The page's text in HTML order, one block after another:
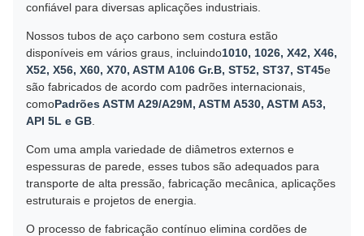
confiável para diversas aplicações industriais.
Nossos tubos de aço carbono sem costura estão
disponíveis em vários graus, incluindo1010, 1026, X42, X46,
X52, X56, X60, X70, ASTM A106 Gr.B, ST52, ST37, ST45e
são fabricados de acordo com padrões internacionais,
comoPadrões ASTM A29/A29M, ASTM A530, ASTM A53,
API 5L e GB
Com uma ampla variedade de diâmetros externos e
espessuras de parede, esses tubos são adequados para
transporte de alta pressão, fabricação mecânica, aplicações
estruturais e projetos de energia.
O processo de fabricação contínuo elimina cordões de